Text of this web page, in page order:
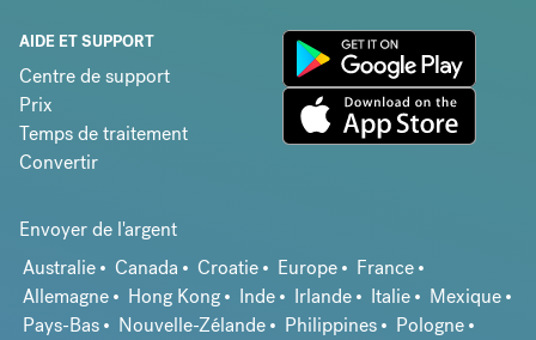
AIDE ET SUPPORT
Centre de support
Prix
Temps de traitement
Convertir
Envoyer de l'argent
Australie
Canada Croatie Europe
France
Allemagne
Hong Kong Inde Irlande Italie
Mexique
Pays-Bas
Nouvelle-Zélande Philippines
Pologne